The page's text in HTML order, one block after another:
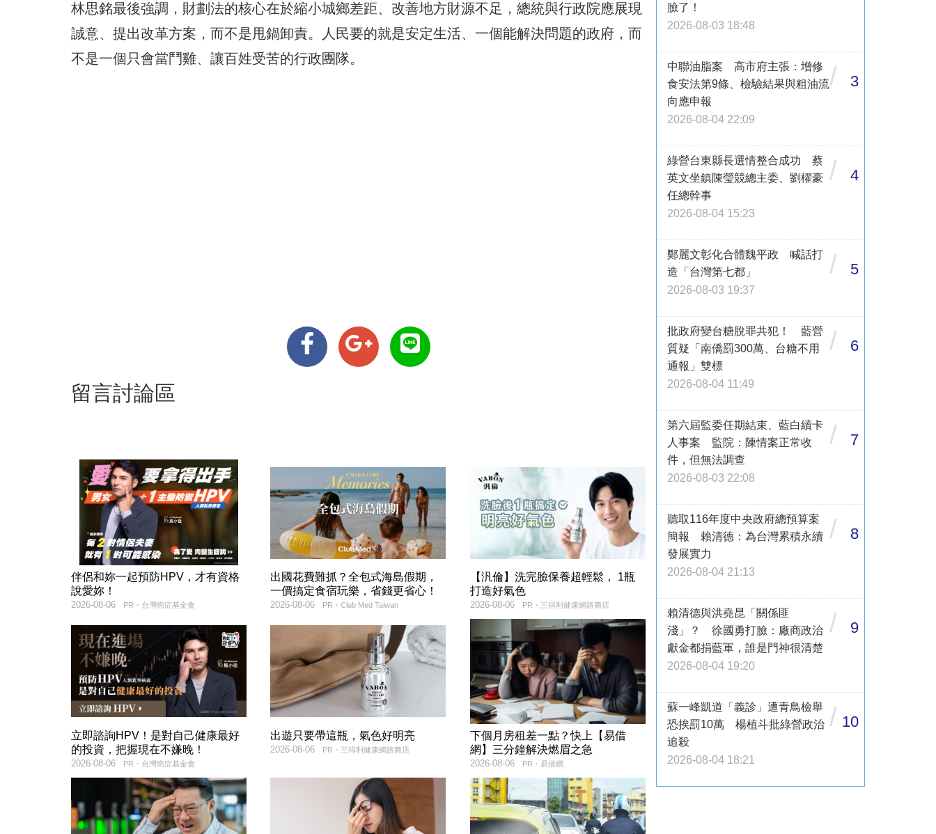
林思銘最後強調，財劃法的核心在於縮小城鄉差距、改善地方財源不足，總統與行政院應展現
誠意、提出改革方案，而不是甩鍋卸責。人民要的就是安定生活、一個能解決問題的政府，而
不是一個只會當鬥雞、讓百姓受苦的行政團隊。
留言討論區
伴侶和妳一起預防HPV，才有資格
說愛妳！
PR・台灣癌症基金會
2026-08-06
出國花費難抓？全包式海島假期，
一價搞定食宿玩樂，省錢更省心！
PR・Club Med Taiwan
2026-08-06
【汎倫】洗完臉保養超輕鬆， 1瓶
打造好氣色
PR・三得利健康網路商店
2026-08-06
立即諮詢HPV！是對自己健康最好
的投資，把握現在不嫌晚！
PR・台灣癌症基金會
2026-08-06
出遊只要帶這瓶，氣色好明亮
PR・三得利健康網路商店
2026-08-06
下個月房租差一點？快上【易借
網】三分鐘解決燃眉之急
PR・易借網
2026-08-06
臉了！
2026-08-03 18:48
中聯油脂案 高市府主張：增修
食安法第9條、檢驗結果與粗油流
向應申報
2026-08-04 22:09
/ 3
綠營台東縣長選情整合成功 蔡
英文坐鎮陳瑩競總主委、劉櫂豪
任總幹事
2026-08-04 15:23
/ 4
鄭麗文彰化合體魏平政 喊話打
造「台灣第七都」
2026-08-03 19:37
/ 5
批政府變台糖脫罪共犯！ 藍營
質疑「南僑罰300萬、台糖不用
通報」雙標
2026-08-04 11:49
/ 6
第六屆監委任期結束、藍白續卡
人事案 監院：陳情案正常收
件，但無法調查
2026-08-03 22:08
/ 7
聽取116年度中央政府總預算案
簡報 賴清德：為台灣累積永續
發展實力
2026-08-04 21:13
/ 8
賴清德與洪堯昆「關係匪
淺」？ 徐國勇打臉：廠商政治
獻金都捐藍軍，誰是門神很清楚
2026-08-04 19:20
/ 9
蘇一峰凱道「義診」遭青鳥檢舉
恐挨罰10萬 楊植斗批綠營政治
追殺
2026-08-04 18:21
/ 10